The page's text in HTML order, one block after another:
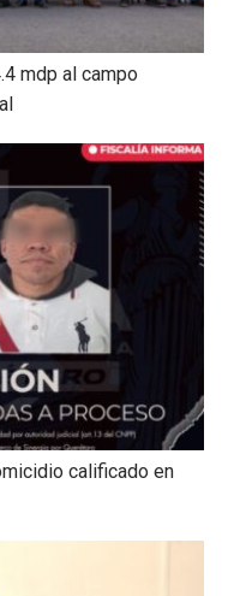
mdp al campo
calificado en